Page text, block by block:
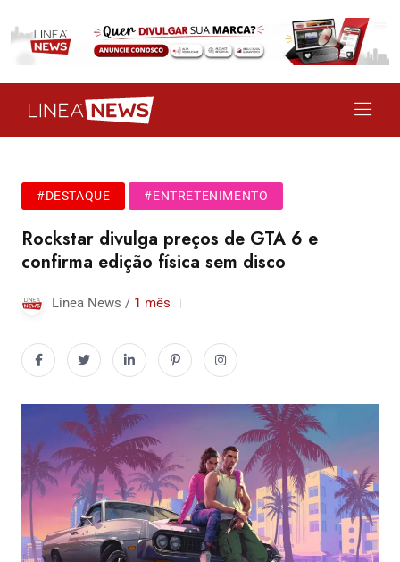
#DESTAQUE #ENTRETENIMENTO
Rockstar divulga preços de GTA 6 e
confirma edição física sem disco
Linea News / 1 mês